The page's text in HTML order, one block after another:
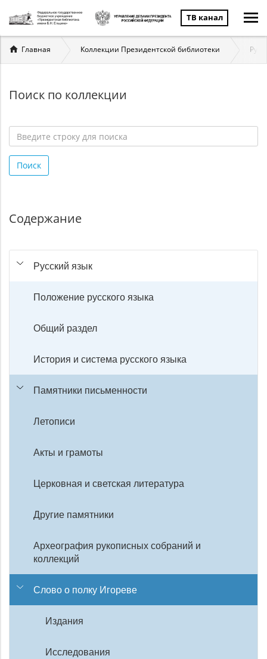
ТВ канал
Вы
здесь
Главная Коллекции Президентской библиотеки
Поиск по коллекции
строку
для
Поиск
Содержание
Русский язык
Положение русского языка
Общий раздел
История и система русского языка
Памятники письменности
Летописи
Акты и грамоты
Церковная и светская литература
Другие памятники
Археография рукописных собраний и
коллекций
Слово о полку Игореве
Издания
Исследования